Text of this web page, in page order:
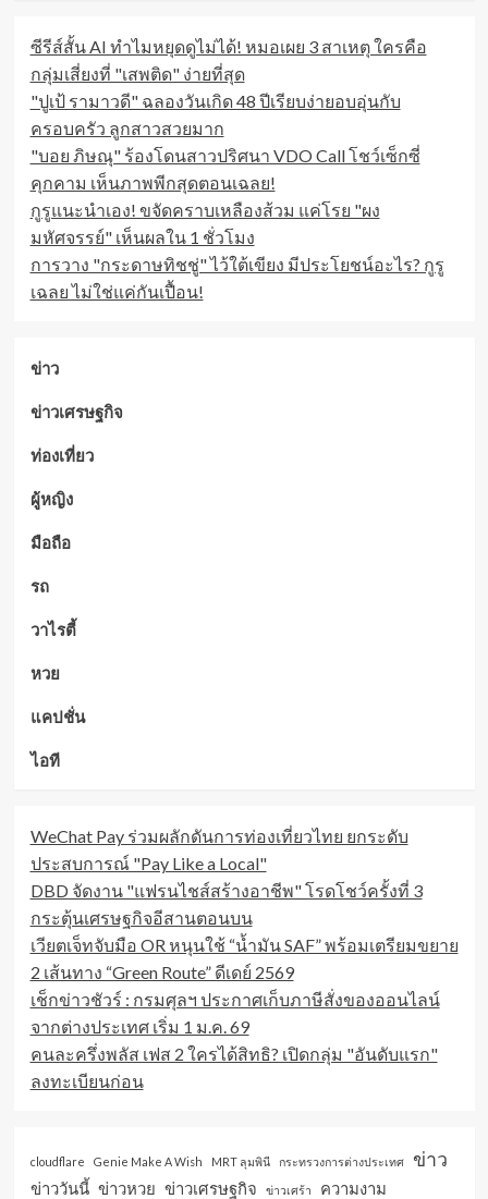
จังหวัด
ลพบุรี
ซีรีส์สั้น AI ทำไมหยุดดูไม่ได้! หมอเผย 3 สาเหตุ ใครคือ
กลุ่มเสี่ยงที่ "เสพติด" ง่ายที่สุด
"ปูเป้ รามาวดี" ฉลองวันเกิด 48 ปีเรียบง่ายอบอุ่นกับ
ครอบครัว ลูกสาวสวยมาก
"บอย ภิษณุ" ร้องโดนสาวปริศนา VDO Call โชว์เซ็กซี่
คุกคาม เห็นภาพพีกสุดตอนเฉลย!
กูรูแนะนำเอง! ขจัดคราบเหลืองส้วม แค่โรย "ผง
มหัศจรรย์" เห็นผลใน 1 ชั่วโมง
การวาง "กระดาษทิชชู่" ไว้ใต้เขียง มีประโยชน์อะไร? กูรู
เฉลย ไม่ใช่แค่กันเปื้อน!
ข่าว
ข่าวเศรษฐกิจ
ท่องเที่ยว
ผู้หญิง
มือถือ
รถ
วาไรตี้
หวย
แคปชั่น
ไอที
WeChat Pay ร่วมผลักดันการท่องเที่ยวไทย ยกระดับ
ประสบการณ์ "Pay Like a Local"
DBD จัดงาน "แฟรนไชส์สร้างอาชีพ" โรดโชว์ครั้งที่ 3
กระตุ้นเศรษฐกิจอีสานตอนบน
เวียตเจ็ทจับมือ OR หนุนใช้ “น้ำมัน SAF” พร้อมเตรียมขยาย
2 เส้นทาง “Green Route” ดีเดย์ 2569
เช็กข่าวชัวร์ : กรมศุลฯ ประกาศเก็บภาษีสั่งของออนไลน์
จากต่างประเทศ เริ่ม 1 ม.ค. 69
คนละครึ่งพลัส เฟส 2 ใครได้สิทธิ? เปิดกลุ่ม "อันดับแรก"
ลงทะเบียนก่อน
cloudflare Genie Make A Wish MRT ลุมพินี กระทรวงการต่างประเทศ ข่าว
ข่าววันนี้ ข่าวหวย ข่าวเศรษฐกิจ ข่าวเศร้า ความงาม